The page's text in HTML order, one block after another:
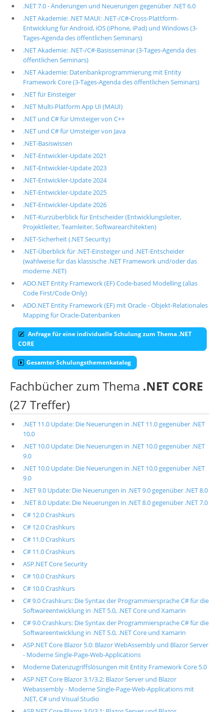
.NET 7.0 - Änderungen und Neuerungen gegenüber .NET 6.0
.NET Akademie: .NET MAUI: .NET-/C#-Cross-Plattform-
Entwicklung für Android, iOS (iPhone, iPad) und Windows (3-
Tages-Agenda des öffentlichen Seminars)
.NET Akademie: .NET-/C#-Basisseminar (3-Tages-Agenda des
öffentlichen Seminars)
.NET Akademie: Datenbankprogrammierung mit Entity
Framework Core (3-Tages-Agenda des öffentlichen Seminars)
.NET für Einsteiger
.NET Multi-Platform App UI (MAUI)
.NET und C# für Umsteiger von C++
.NET und C# für Umsteiger von Java
.NET-Basiswissen
.NET-Entwickler-Update 2021
.NET-Entwickler-Update 2023
.NET-Entwickler-Update 2024
.NET-Entwickler-Update 2025
.NET-Entwickler-Update 2026
.NET-Kurzüberblick für Entscheider (Entwicklungsleiter,
Projektleiter, Teamleiter, Softwarearchitekten)
.NET-Sicherheit (.NET Security)
.NET-Überblick für .NET-Einsteiger und .NET-Entscheider
(wahlweise für das klassische .NET Framework und/oder das
moderne .NET)
ADO.NET Entity Framework (EF) Code-based Modelling (alias
Code First/Code Only)
ADO.NET Entity Framework (EF) mit Oracle - Objekt-Relationales
Mapping für Oracle-Datenbanken
Anfrage für eine individuelle Schulung zum Thema .NET
CORE
Gesamter Schulungsthemenkatalog
Fachbücher zum Thema .NET CORE
(27 Treffer)
.NET 11.0 Update: Die Neuerungen in .NET 11.0 gegenüber .NET
10.0
.NET 10.0 Update: Die Neuerungen in .NET 10.0 gegenüber .NET
9.0
.NET 10.0 Update: Die Neuerungen in .NET 10.0 gegenüber .NET
9.0
.NET 9.0 Update: Die Neuerungen in .NET 9.0 gegenüber .NET 8.0
.NET 8.0 Update: Die Neuerungen in .NET 8.0 gegenüber .NET 7.0
C# 12.0 Crashkurs
C# 12.0 Crashkurs
C# 11.0 Crashkurs
C# 11.0 Crashkurs
ASP.NET Core Security
C# 10.0 Crashkurs
C# 10.0 Crashkurs
C# 9.0 Crashkurs: Die Syntax der Programmiersprache C# für die
Softwareentwicklung in .NET 5.0, .NET Core und Xamarin
C# 9.0 Crashkurs: Die Syntax der Programmiersprache C# für die
Softwareentwicklung in .NET 5.0, .NET Core und Xamarin
ASP.NET Core Blazor 5.0: Blazor WebAssembly und Blazor Server
- Moderne Single-Page-Web-Applications
Moderne Datenzugriffslösungen mit Entity Framework Core 5.0
ASP.NET Core Blazor 3.1/3.2: Blazor Server und Blazor
Webassembly - Moderne Single-Page-Web-Applications mit
.NET, C# und Visual Studio